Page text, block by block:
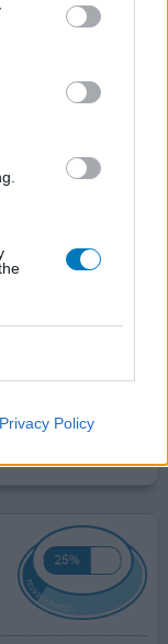
Privacy Policy
voor
ook om
werkt ook